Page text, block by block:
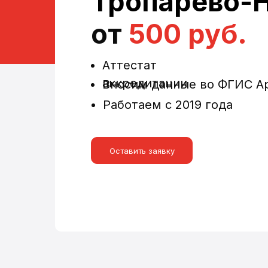
Оставить заявку
от 500 руб.
Работаем с 2019 года
Вносим данные во ФГИС
Аттестат
аккредитации